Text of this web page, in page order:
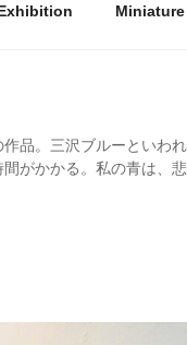
Miniature
品。三沢ブルーといわ
がかかる。私の青は、